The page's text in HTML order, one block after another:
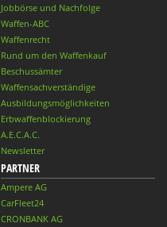
Jobbörse und Nachfolge
Waffen-ABC
Waffenrecht
Rund um den Waffenkauf
Beschussämter
Waffensachverständige
Ausbildungsmöglichkeiten
Erbwaffenblockierung
A.E.C.A.C.
Newsletter
PARTNER
Ampere AG
CarFleet24
CRONBANK AG